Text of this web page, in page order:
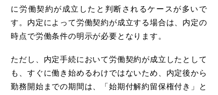
に労働契約が成立したと判断されるケースが多いで
す。内定によって労働契約が成立する場合は、内定の
時点で労働条件の明示が必要となります。
ただし、内定手続において労働契約が成立したとして
も、すぐに働き始めるわけではないため、内定後から
勤務開始までの期間は、「始期付解約留保権付き」と